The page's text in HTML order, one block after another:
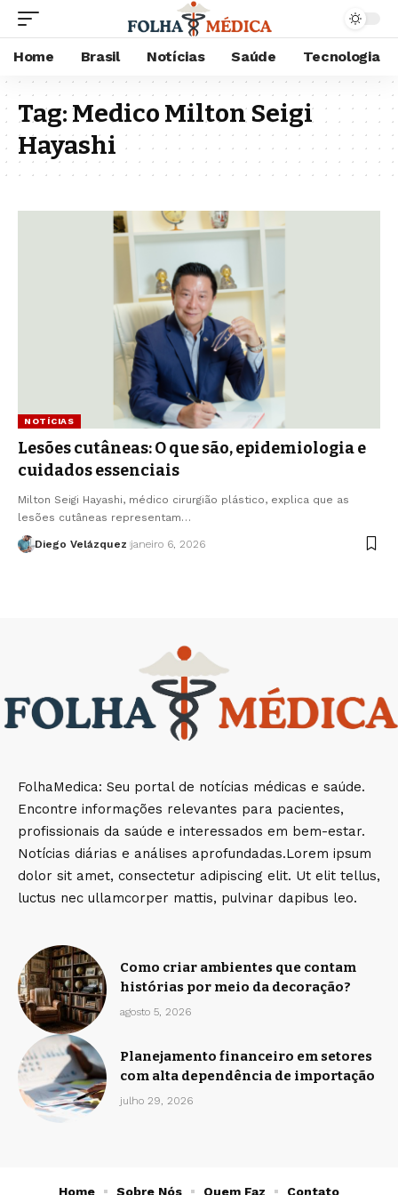
Home Brasil Notícias Saúde Tecnologia
Tag:Medico Milton Seigi
Hayashi
NOTÍCIAS
Lesões cutâneas: O que são, epidemiologia e
cuidados essenciais
Milton Seigi Hayashi, médico cirurgião plástico, explica que as
lesões cutâneas representam…
Diego Velázquez janeiro 6, 2026
FolhaMedica: Seu portal de notícias médicas e saúde.
Encontre informações relevantes para pacientes,
profissionais da saúde e interessados em bem-estar.
Notícias diárias e análises aprofundadas.Lorem ipsum
dolor sit amet, consectetur adipiscing elit. Ut elit tellus,
luctus nec ullamcorper mattis, pulvinar dapibus leo.
Como criar ambientes que contam
histórias por meio da decoração?
agosto 5, 2026
Planejamento financeiro em setores
com alta dependência de importação
julho 29, 2026
Home Sobre Nós Quem Faz Contato